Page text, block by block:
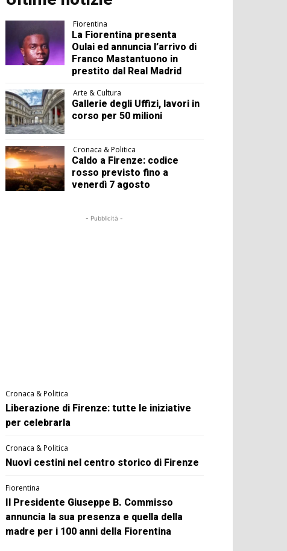
Fiorentina
La Fiorentina presenta
Oulai ed annuncia l’arrivo di
Franco Mastantuono in
prestito dal Real Madrid
Arte & Cultura
Gallerie degli Uffizi, lavori in
corso per 50 milioni
Cronaca & Politica
Caldo a Firenze: codice
rosso previsto fino a
venerdì 7 agosto
- Pubblicità -
Cronaca & Politica
Liberazione di Firenze: tutte le iniziative
per celebrarla
Cronaca & Politica
Nuovi cestini nel centro storico di Firenze
Fiorentina
Il Presidente Giuseppe B. Commisso
annuncia la sua presenza e quella della
madre per i 100 anni della Fiorentina